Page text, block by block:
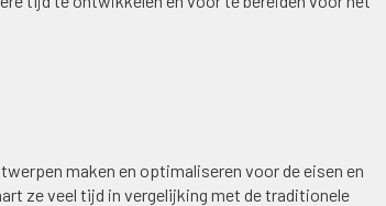
maken en optimaliseren voor de eisen en
ze veel tijd in vergelijking met de traditionele